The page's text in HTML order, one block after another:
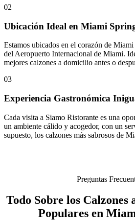
02
Ubicación Ideal en Miami
Estamos ubicados en el corazón de
del Aeropuerto Internacional de Miami.
mejores calzones a domicilio antes o
03
Experiencia Gastronómica
Cada visita a Siamo Ristorante es una
un ambiente cálido y acogedor, con un
supuesto, los calzones más sabrosos de
Preguntas
Todo Sobre los
Populares en